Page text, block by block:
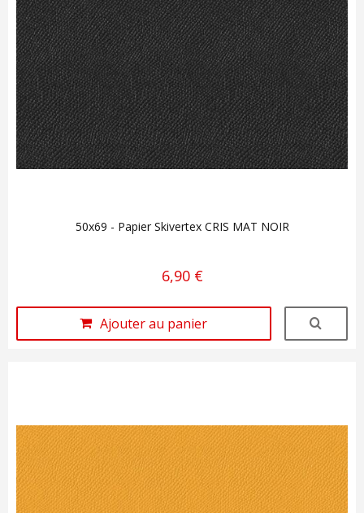
50x69 - Papier Skivertex CRIS MAT NOIR
6,90 €
Ajouter au panier